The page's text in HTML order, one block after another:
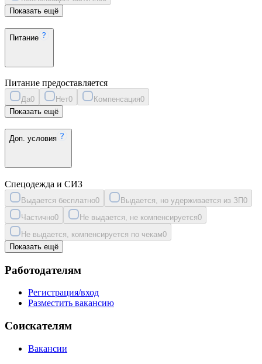
Показать ещё
Питание
Питание предоставляется
Да0 Нет0 Компенсация0
Показать ещё
Доп. условия
Спецодежда и СИЗ
Выдается бесплатно0 Выдается, но удерживается из ЗП0
Частично0 Не выдается, не компенсируется0
Не выдается, компенсируется по чекам0
Показать ещё
Работодателям
Регистрация/вход
Разместить вакансию
Соискателям
Вакансии